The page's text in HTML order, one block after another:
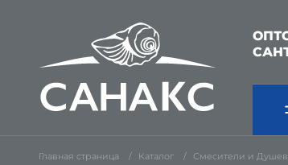
Главная страница Каталог Смесители и